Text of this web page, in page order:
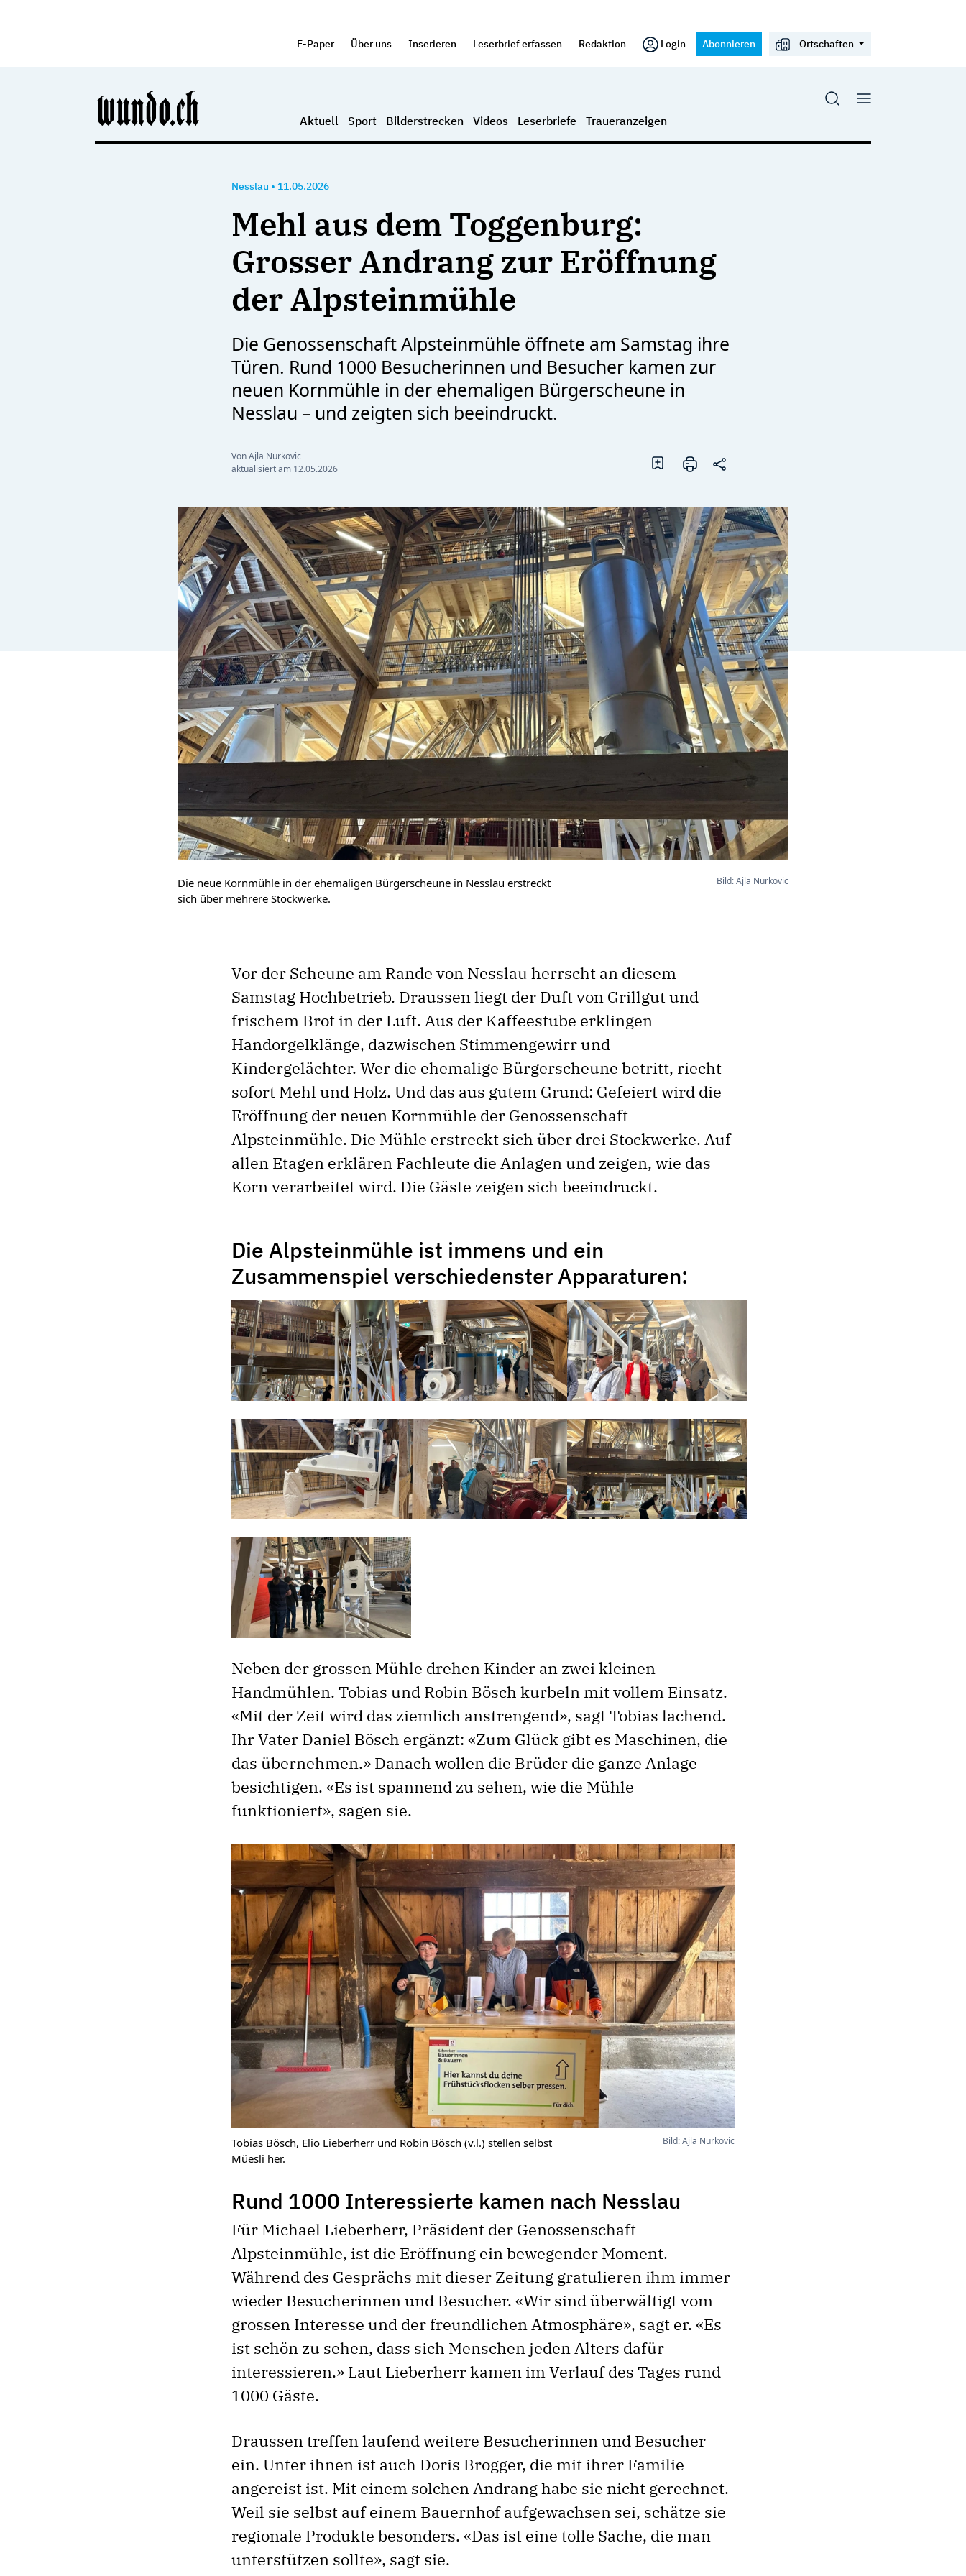
E-Paper Über uns Inserieren Leserbrief erfassen Redaktion Login Abonnieren Ortschaften
Aktuell Sport Bilderstrecken Videos Leserbriefe Traueranzeigen
Nesslau • 11.05.2026
Mehl aus dem Toggenburg:
Grosser Andrang zur Eröffnung
der Alpsteinmühle
Die Genossenschaft Alpsteinmühle öffnete am Samstag ihre
Türen. Rund 1000 Besucherinnen und Besucher kamen zur
neuen Kornmühle in der ehemaligen Bürgerscheune in
Nesslau – und zeigten sich beeindruckt.
Von Ajla Nurkovic
aktualisiert am 12.05.2026
Die neue Kornmühle in der ehemaligen Bürgerscheune in Nesslau erstreckt
sich über mehrere Stockwerke.
Bild: Ajla Nurkovic
Vor der Scheune am Rande von Nesslau herrscht an diesem
Samstag Hochbetrieb. Draussen liegt der Duft von Grillgut und
frischem Brot in der Luft. Aus der Kaffeestube erklingen
Handorgelklänge, dazwischen Stimmengewirr und
Kindergelächter. Wer die ehemalige Bürgerscheune betritt, riecht
sofort Mehl und Holz. Und das aus gutem Grund: Gefeiert wird die
Eröffnung der neuen Kornmühle der Genossenschaft
Alpsteinmühle. Die Mühle erstreckt sich über drei Stockwerke. Auf
allen Etagen erklären Fachleute die Anlagen und zeigen, wie das
Korn verarbeitet wird. Die Gäste zeigen sich beeindruckt.
Die Alpsteinmühle ist immens und ein
Zusammenspiel verschiedenster Apparaturen:
Neben der grossen Mühle drehen Kinder an zwei kleinen
Handmühlen. Tobias und Robin Bösch kurbeln mit vollem Einsatz.
«Mit der Zeit wird das ziemlich anstrengend», sagt Tobias lachend.
Ihr Vater Daniel Bösch ergänzt: «Zum Glück gibt es Maschinen, die
das übernehmen.» Danach wollen die Brüder die ganze Anlage
besichtigen. «Es ist spannend zu sehen, wie die Mühle
funktioniert», sagen sie.
Tobias Bösch, Elio Lieberherr und Robin Bösch (v.l.) stellen selbst
Müesli her.
Bild: Ajla Nurkovic
Rund 1000 Interessierte kamen nach Nesslau
Für Michael Lieberherr, Präsident der Genossenschaft
Alpsteinmühle, ist die Eröffnung ein bewegender Moment.
Während des Gesprächs mit dieser Zeitung gratulieren ihm immer
wieder Besucherinnen und Besucher. «Wir sind überwältigt vom
grossen Interesse und der freundlichen Atmosphäre», sagt er. «Es
ist schön zu sehen, dass sich Menschen jeden Alters dafür
interessieren.» Laut Lieberherr kamen im Verlauf des Tages rund
1000 Gäste.
Draussen treffen laufend weitere Besucherinnen und Besucher
ein. Unter ihnen ist auch Doris Brogger, die mit ihrer Familie
angereist ist. Mit einem solchen Andrang habe sie nicht gerechnet.
Weil sie selbst auf einem Bauernhof aufgewachsen sei, schätze sie
regionale Produkte besonders. «Das ist eine tolle Sache, die man
unterstützen sollte», sagt sie.